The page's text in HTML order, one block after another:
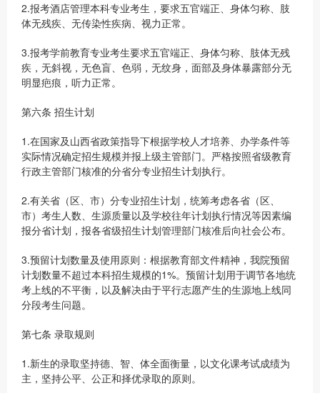
2.报考酒店管理本科专业考生，要求五官端正、身体匀称、肢
体无残疾、无传染性疾病、视力正常。
3.报考学前教育专业考生要求五官端正、身体匀称、肢体无残
疾，无斜视，无色盲、色弱，无纹身，面部及身体暴露部分无
明显疤痕，听力正常。
第六条 招生计划
1.在国家及山西省政策指导下根据学校人才培养、办学条件等
实际情况确定招生规模并报上级主管部门。严格按照省级教育
行政主管部门核准的分省分专业招生计划执行。
2.有关省（区、市）分专业招生计划，统筹考虑各省（区、
市）考生人数、生源质量以及学校往年计划执行情况等因素编
报分省计划，报各省级招生计划管理部门核准后向社会公布。
3.预留计划数量及使用原则：根据教育部文件精神，我院预留
计划数量不超过本科招生规模的1%。预留计划用于调节各地统
考上线的不平衡，以及解决由于平行志愿产生的生源地上线同
分段考生问题。
第七条 录取规则
1.新生的录取坚持德、智、体全面衡量，以文化课考试成绩为
主，坚持公平、公正和择优录取的原则。